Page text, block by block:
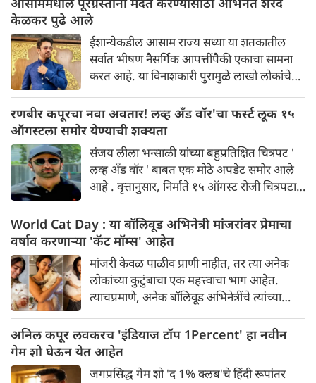
केळकर पुढे आले
ईशान्येकडील आसाम राज्य सध्या या शतकातील
सर्वात भीषण नैसर्गिक आपत्तींपैकी एकाचा सामना
करत आहे. या विनाशकारी पुरामुळे लाखो लोकांचे
जिल्हे पाण्याखाली गेले असून लोक जीवनावश्यक
वस्तूंसाठी संघर्ष करत असताना, मनोरंजन उद्योगानेही
या कठीण काळात मदतीचा हात पुढे केला आहे.
रणबीर कपूरचा नवा अवतार! लव्ह अँड वॉर'चा फर्स्ट लूक १५
ऑगस्टला समोर येण्याची शक्यता
संजय लीला भन्साळी यांच्या बहुप्रतिक्षित चित्रपट '
लव्ह अँड वॉर ' बाबत एक मोठे अपडेट समोर आले
आहे . वृत्तानुसार, निर्माते १५ ऑगस्ट रोजी चित्रपटाचे
शकतात. बऱ्याच काळापासून रणबीर कपूर, आलिया
भट्ट आणि विकी कौशल यांचे लूक्स पूर्णपणे गुप्त
ठेवण्यात आले आहेत. आता अशी चर्चा आहे की,
स्वातंत्र्यदिनी या तिन्ही स्टार्सच्या कॅरेक्टर पोस्टर्स
किंवा मोशन पोस्टर्सद्वारे चित्रपटाची पहिली झलक
दाखवली जाईल.
World Cat Day : या बॉलिवूड अभिनेत्री मांजरांवर प्रेमाचा
वर्षाव करणाऱ्या 'कॅट मॉम्स' आहेत
मांजरी केवळ पाळीव प्राणी नाहीत, तर त्या अनेक
लोकांच्या कुटुंबाचा एक महत्त्वाचा भाग आहेत.
त्याचप्रमाणे, अनेक बॉलिवूड अभिनेत्रींचे त्यांच्या
त्या अनेकदा त्यांच्यासोबत घालवलेले सुंदर क्षण
सोशल मीडियावर चाहत्यांसोबत शेअर करतात.
जागतिक मांजर दिनानिमित्त, चला अशा पाच
अनिल कपूर लवकरच 'इंडियाज टॉप 1Percent' हा नवीन
गेम शो घेऊन येत आहेत
जगप्रसिद्ध गेम शो 'द 1% क्लब'चे हिंदी रूपांतर